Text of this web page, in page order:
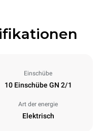
Einschübe
10 Einschübe GN 2/1
Art der energie
Elektrisch